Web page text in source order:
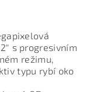
2" s progresivním
režimu,
typu rybí oko